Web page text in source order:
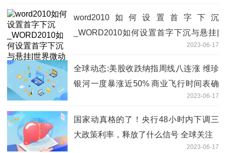
word2010如何设置首字下沉
_WORD2010如何设置首字下沉与悬挂|
2023-06-17
全球动态:美股收跌纳指周线八连涨 维珍
银河一度暴涨近50% 商业飞行时间表确
2023-06-17
国家动真格的了！央行48小时内下调三
大政策利率，释放了什么信号 全球关注
2023-06-17